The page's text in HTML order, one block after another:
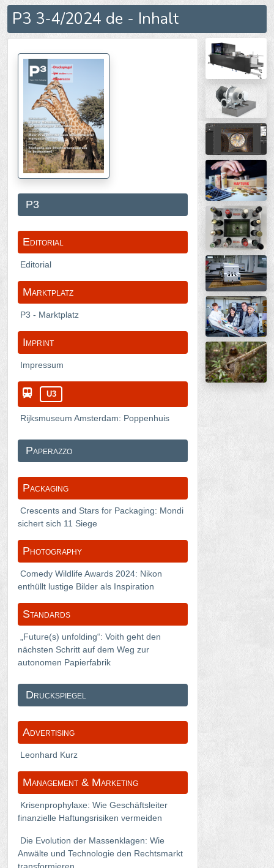
P3 3-4/2024 de - Inhalt
P3
Editorial
Editorial
Marktplatz
P3 - Marktplatz
Imprint
Impressum
U3
Rijksmuseum Amsterdam: Poppenhuis
Paperazzo
Packaging
Crescents and Stars for Packaging: Mondi
sichert sich 11 Siege
Photography
Comedy Wildlife Awards 2024: Nikon
enthüllt lustige Bilder als Inspiration
Standards
„Future(s) unfolding“: Voith geht den
nächsten Schritt auf dem Weg zur
autonomen Papierfabrik
Druckspiegel
Advertising
Leonhard Kurz
Management & Marketing
Krisenprophylaxe: Wie Geschäftsleiter
finanzielle Haftungsrisiken vermeiden
Die Evolution der Massenklagen: Wie
Anwälte und Technologie den Rechtsmarkt
transformieren